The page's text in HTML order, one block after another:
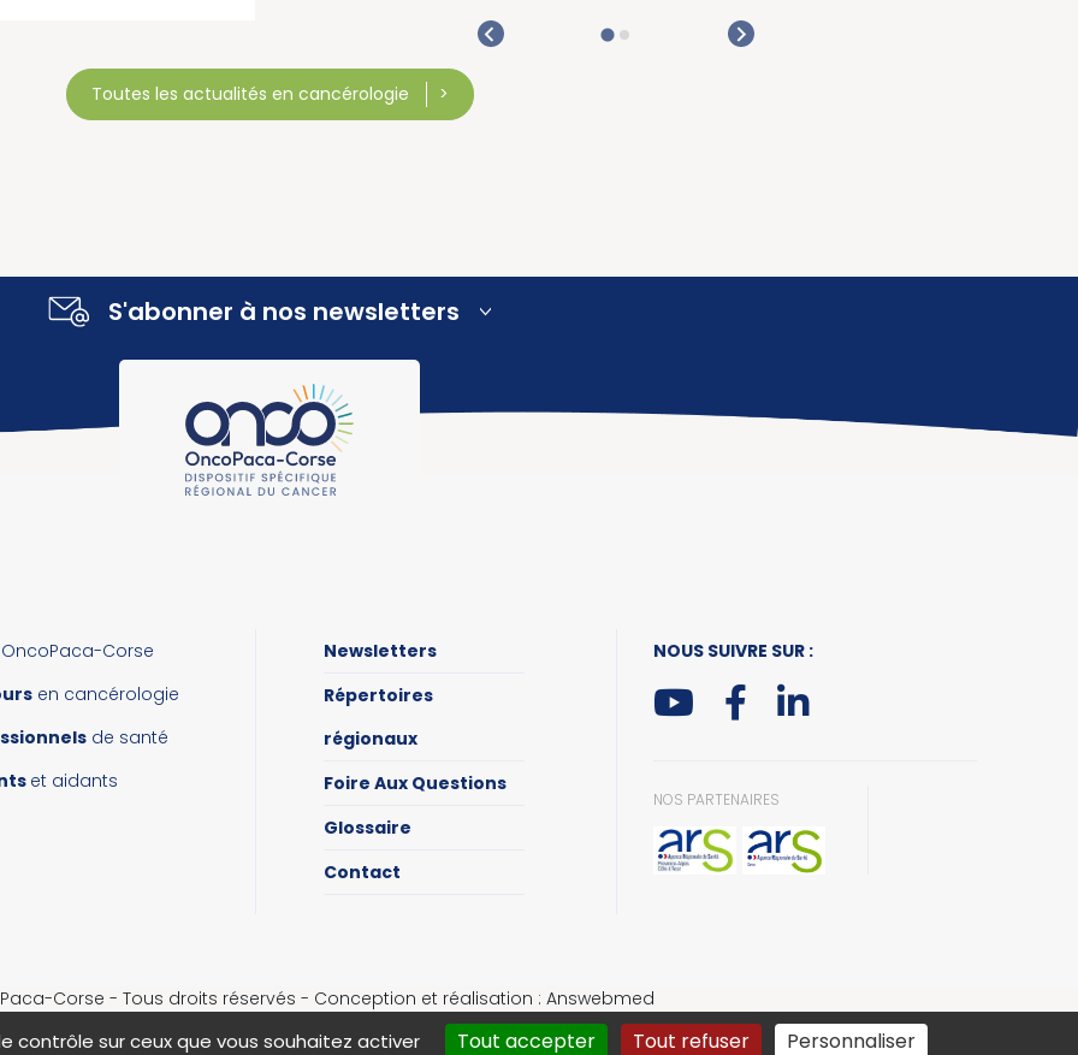
Toutes les actualités en cancérologie
S'abonner à nos newsletters
OncoPaca-Corse
en cancérologie
de santé
et aidants
Newsletters
Répertoires
régionaux
Foire Aux Questions
Glossaire
Contact
NOUS SUIVRE SUR :
NOS PARTENAIRES
Corse - Tous droits réservés - Conception et réalisation : Answebmed
Mentions légales | Gestion des cookies
contrôle sur ceux que vous souhaitez activer Tout accepter Tout refuser Personnaliser